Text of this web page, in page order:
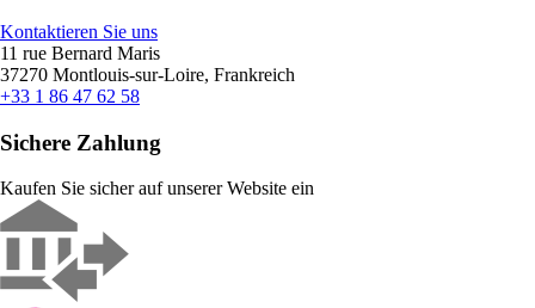
Kontaktieren Sie uns
11 rue Bernard Maris
37270 Montlouis-sur-Loire, Frankreich
+33 1 86 47 62 58
Sichere Zahlung
Kaufen Sie sicher auf unserer Website ein